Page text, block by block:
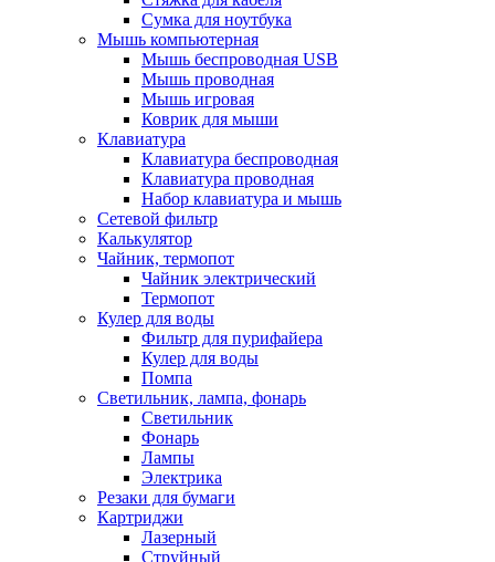
Сумка для ноутбука
Мышь компьютерная
Мышь беспроводная USB
Мышь проводная
Мышь игровая
Коврик для мыши
Клавиатура
Клавиатура беспроводная
Клавиатура проводная
Набор клавиатура и мышь
Сетевой фильтр
Калькулятор
Чайник, термопот
Чайник электрический
Термопот
Кулер для воды
Фильтр для пурифайера
Кулер для воды
Помпа
Светильник, лампа, фонарь
Светильник
Фонарь
Лампы
Электрика
Резаки для бумаги
Картриджи
Лазерный
Струйный